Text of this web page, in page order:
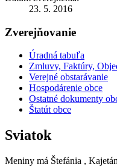
23. 5. 2016
Zverejňovanie
Úradná tabuľa
Zmluvy, Faktúry,
Verejné obstarávanie
Hospodárenie obce
Ostatné dokumenty
Štatút obce
Sviatok
Meniny má Štefánia ,